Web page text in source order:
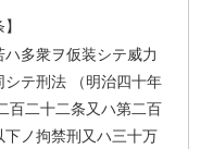
多衆ヲ仮装シテ威力
テ刑法 （明治四十年
百二十二条又ハ第二百
ノ拘禁刑又ハ三十万